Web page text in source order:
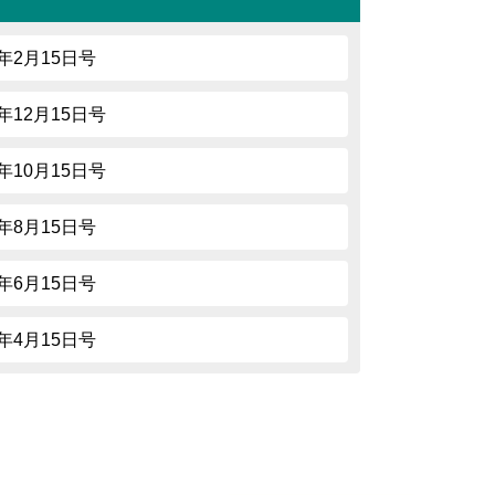
2月15日号
12月15日号
10月15日号
8月15日号
6月15日号
4月15日号